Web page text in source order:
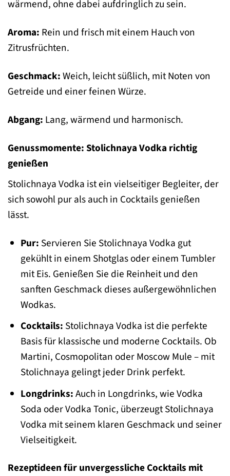
wärmend, ohne dabei aufdringlich zu sein.
Aroma: Rein und frisch mit einem Hauch von
Zitrusfrüchten.
Geschmack:Weich, leicht süßlich, mit Noten von
Getreide und einer feinen Würze.
Abgang: Lang, wärmend und harmonisch.
Genussmomente: Stolichnaya Vodka richtig
genießen
Stolichnaya Vodka ist ein vielseitiger Begleiter, der
sich sowohl pur als auch in Cocktails genießen
lässt.
Pur: Servieren Sie Stolichnaya Vodka gut
gekühlt in einem Shotglas oder einem Tumbler
mit Eis. Genießen Sie die Reinheit und den
sanften Geschmack dieses außergewöhnlichen
Wodkas.
Cocktails: Stolichnaya Vodka ist die perfekte
Basis für klassische und moderne Cocktails. Ob
Martini, Cosmopolitan oder Moscow Mule – mit
Stolichnaya gelingt jeder Drink perfekt.
Longdrinks:Auch in Longdrinks, wie Vodka
Soda oder Vodka Tonic, überzeugt Stolichnaya
Vodka mit seinem klaren Geschmack und seiner
Vielseitigkeit.
Rezeptideen für unvergessliche Cocktails mit